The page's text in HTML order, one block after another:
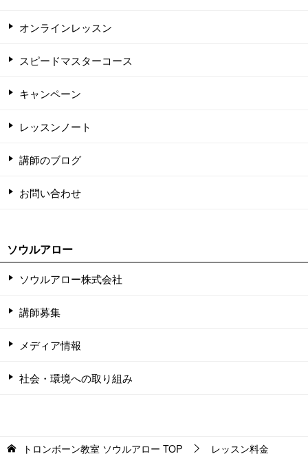
オンラインレッスン
スピードマスターコース
キャンペーン
レッスンノート
講師のブログ
お問い合わせ
ソウルアロー
ソウルアロー株式会社
講師募集
メディア情報
社会・環境への取り組み
トロンボーン教室 ソウルアロー TOP レッスン料金